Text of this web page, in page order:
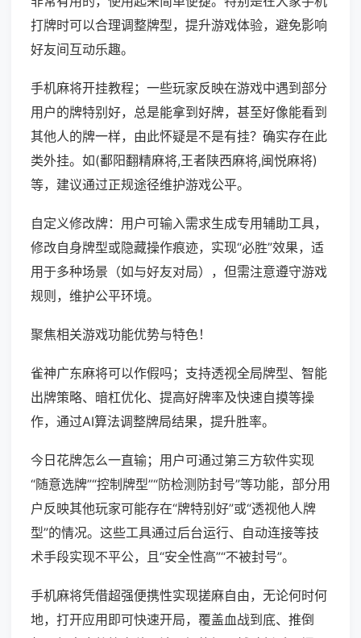
打牌时可以合理调整牌型，提升游戏体验，避免影响
好友间互动乐趣。
手机麻将开挂教程；一些玩家反映在游戏中遇到部分
用户的牌特别好，总是能拿到好牌，甚至好像能看到
其他人的牌一样，由此怀疑是不是有挂？确实存在此
类外挂。如(鄱阳翻精麻将,王者陕西麻将,闽悦麻将)
等，建议通过正规途径维护游戏公平。
自定义修改牌：用户可输入需求生成专用辅助工具，
修改自身牌型或隐藏操作痕迹，实现“必胜”效果，适
用于多种场景（如与好友对局），但需注意遵守游戏
规则，维护公平环境。
聚焦相关游戏功能优势与特色！
雀神广东麻将可以作假吗；支持透视全局牌型、智能
出牌策略、暗杠优化、提高好牌率及快速自摸等操
作，通过AI算法调整牌局结果，提升胜率。
今日花牌怎么一直输；用户可通过第三方软件实现
“随意选牌”“控制牌型”“防检测防封号”等功能，部分用
户反映其他玩家可能存在“牌特别好”或“透视他人牌
型”的情况。这些工具通过后台运行、自动连接等技
术手段实现不平公，且“安全性高”“不被封号”。
手机麻将凭借超强便携性实现搓麻自由，无论何时何
地，打开应用即可快速开局，覆盖血战到底、推倒